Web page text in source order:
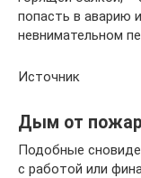
попасть в аварию
невнимательном
Источник
Дым от
Подобные
с работой или